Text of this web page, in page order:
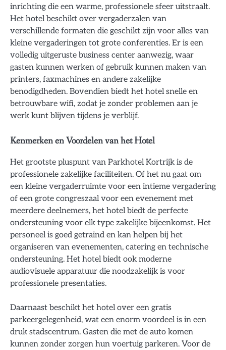
inrichting die een warme, professionele sfeer uitstraalt.
Het hotel beschikt over vergaderzalen van
verschillende formaten die geschikt zijn voor alles van
kleine vergaderingen tot grote conferenties. Er is een
volledig uitgeruste business center aanwezig, waar
gasten kunnen werken of gebruik kunnen maken van
printers, faxmachines en andere zakelijke
benodigdheden. Bovendien biedt het hotel snelle en
betrouwbare wifi, zodat je zonder problemen aan je
werk kunt blijven tijdens je verblijf.
Kenmerken en Voordelen van het Hotel
Het grootste pluspunt van Parkhotel Kortrijk is de
professionele zakelijke faciliteiten. Of het nu gaat om
een kleine vergaderruimte voor een intieme vergadering
of een grote congreszaal voor een evenement met
meerdere deelnemers, het hotel biedt de perfecte
ondersteuning voor elk type zakelijke bijeenkomst. Het
personeel is goed getraind en kan helpen bij het
organiseren van evenementen, catering en technische
ondersteuning. Het hotel biedt ook moderne
audiovisuele apparatuur die noodzakelijk is voor
professionele presentaties.
Daarnaast beschikt het hotel over een gratis
parkeergelegenheid, wat een enorm voordeel is in een
druk stadscentrum. Gasten die met de auto komen
kunnen zonder zorgen hun voertuig parkeren. Voor de